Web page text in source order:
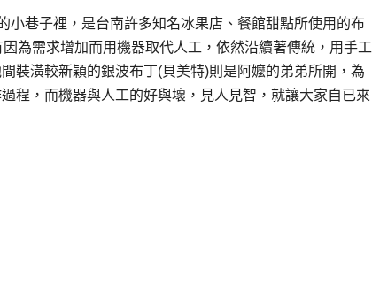
小巷子裡，是台南許多知名冰果店、餐館甜點所使用的布
為需求增加而用機器取代人工，依然沿續著傳統，用手工
裝潢較新穎的銀波布丁(貝美特)則是阿嬤的弟弟所開，為
程，而機器與人工的好與壞，見人見智，就讓大家自已來